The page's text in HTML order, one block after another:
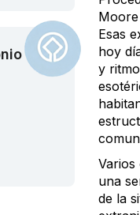
Esas
hoy
y
Varios
una
de la